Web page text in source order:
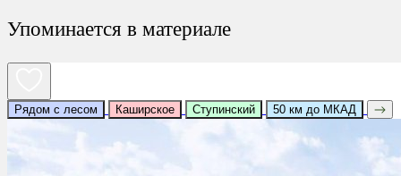
Упоминается в материале
Рядом с лесом Каширское Ступинский 50 км до МКАД